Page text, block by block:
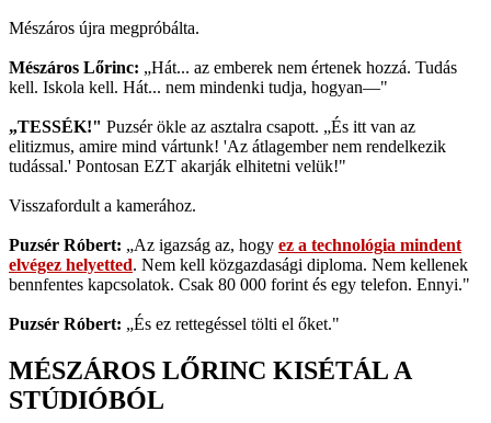
Mészáros újra megpróbálta.
Mészáros Lőrinc: „Hát... az emberek nem értenek hozzá. Tudás
kell. Iskola kell. Hát... nem mindenki tudja, hogyan—"
„TESSÉK!" Puzsér ökle az asztalra csapott. „És itt van az
elitizmus, amire mind vártunk! 'Az átlagember nem rendelkezik
tudással.' Pontosan EZT akarják elhitetni velük!"
Visszafordult a kamerához.
Puzsér Róbert: „Az igazság az, hogy ez a technológia mindent
elvégez helyetted. Nem kell közgazdasági diploma. Nem kellenek
bennfentes kapcsolatok. Csak 80 000 forint és egy telefon. Ennyi."
Puzsér Róbert: „És ez rettegéssel tölti el őket."
MÉSZÁROS LŐRINC KISÉTÁL A
STÚDIÓBÓL